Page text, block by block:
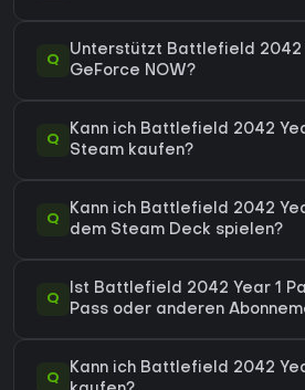
Q
Unterstützt Battlefield 2042
GeForce NOW?
Q
Kann ich Battlefield 2042
Steam kaufen?
Q
Kann ich Battlefield 2042
dem Steam Deck spielen?
Q
Ist Battlefield 2042 Year 1
Pass oder anderen
Q
Kann ich Battlefield 2042